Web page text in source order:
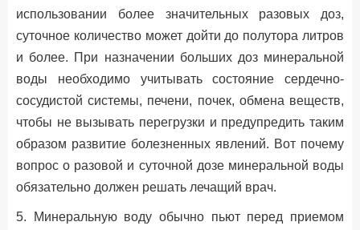
использовании более значительных разовых доз,
суточное количество может дойти до полутора литров
и более. При назначении больших доз минеральной
воды необходимо учитывать состояние сердечно-
сосудистой системы, печени, почек, обмена веществ,
чтобы не вызывать перегрузки и предупредить таким
образом развитие болезненных явлений. Вот почему
вопрос о разовой и суточной дозе минеральной воды
обязательно должен решать лечащий врач.
5. Минеральную воду обычно пьют перед приемом